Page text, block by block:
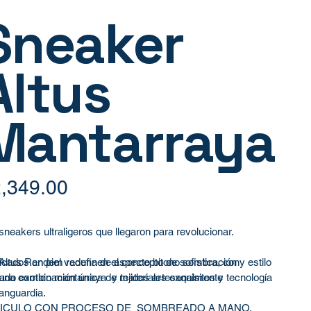
ultraligeros que llegaron para revolucionar.
Randem redefinen el concepto de sofisticación y estilo
combinación única de materiales exquisitos y tecnología
en piel vacuna de aspecto bitono sombra, con
exotico mantarraya y tejidos artesanalmente
CON PROCESO DE SOMBREADO A MANO,